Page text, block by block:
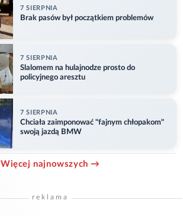
7 SIERPNIA
Brak pasów był początkiem problemów
7 SIERPNIA
Slalomem na hulajnodze prosto do
policyjnego aresztu
7 SIERPNIA
Chciała zaimponować "fajnym chłopakom"
swoją jazdą BMW
Więcej najnowszych →
reklama